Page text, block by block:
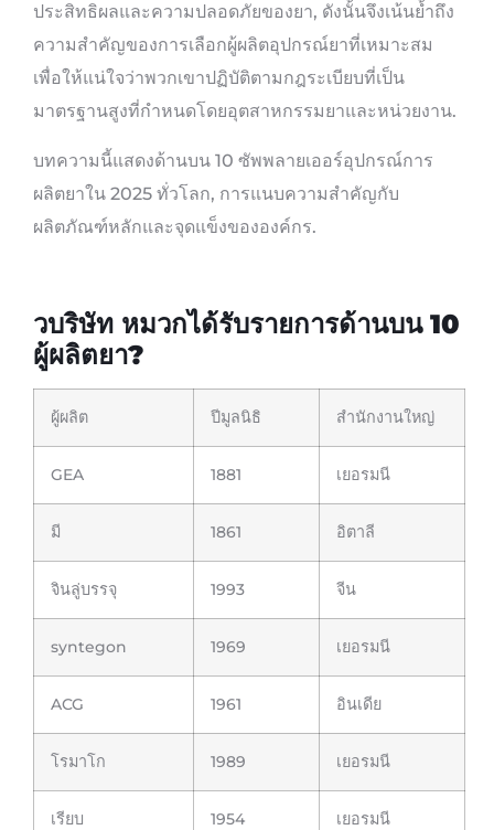
ประสิทธิผลและความปลอดภัยของยา, ดังนั้นจึงเน้นย้ำถึง
ความสำคัญของการเลือกผู้ผลิตอุปกรณ์ยาที่เหมาะสม
เพื่อให้แน่ใจว่าพวกเขาปฏิบัติตามกฎระเบียบที่เป็น
มาตรฐานสูงที่กำหนดโดยอุตสาหกรรมยาและหน่วยงาน.
บทความนี้แสดงด้านบน 10 ซัพพลายเออร์อุปกรณ์การ
ผลิตยาใน 2025 ทั่วโลก, การแนบความสำคัญกับ
ผลิตภัณฑ์หลักและจุดแข็งขององค์กร.
วบริษัท หมวกได้รับรายการด้านบน 10
ผู้ผลิตยา?
ผู้ผลิต ปีมูลนิธิ สำนักงานใหญ่
GEA 1881 เยอรมนี
มี 1861 อิตาลี
จินลู่บรรจุ 1993 จีน
syntegon 1969 เยอรมนี
ACG 1961 อินเดีย
โรมาโก 1989 เยอรมนี
เรียบ 1954 เยอรมนี